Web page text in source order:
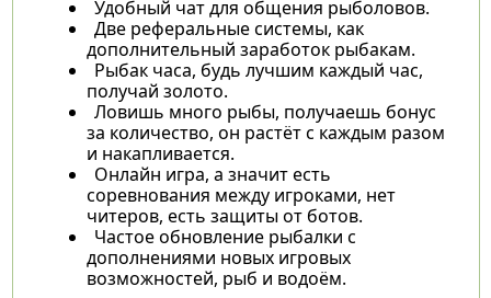
Удобный чат для общения рыболовов.
Две реферальные системы, как
дополнительный заработок рыбакам.
Рыбак часа, будь лучшим каждый час,
получай золото.
Ловишь много рыбы, получаешь бонус
за количество, он растёт с каждым разом
и накапливается.
Онлайн игра, а значит есть
соревнования между игроками, нет
читеров, есть защиты от ботов.
Частое обновление рыбалки с
дополнениями новых игровых
возможностей, рыб и водоём.